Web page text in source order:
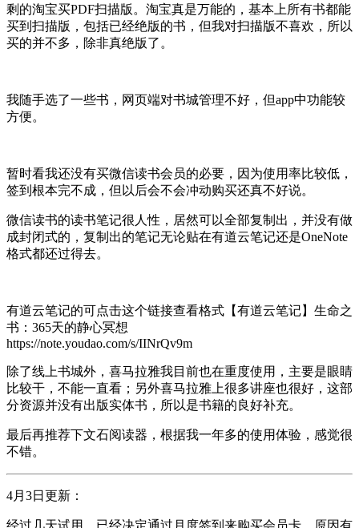
剩的淘宝买PDF扫描版。淘宝真是万能的，基本上所有书都能
买到扫描版，包括已经绝版的书，但我对扫描版不喜欢，所以
买的并不多，除非真绝版了。
我随手选了一些书，网页端对书城管理不好，但app中功能较
方便。
暂时看我还没有买微信读书会员的必要，因为使用率比较低，
签到根本完不成，但以后会不会冲动购买还真不好说。
微信读书的读书笔记很人性，居然可以全部复制出，并没有做
成封闭式的，复制出的笔记无论贴在有道云笔记还是OneNote
格式都还过得去。
有道云笔记的可点击这个链接查看格式【有道云笔记】生命之
书：365天的静心冥想
https://note.youdao.com/s/IINrQv9m
除了线上书城外，喜马拉雅我目前也在重度使用，主要是眼睛
比较干，不能一直看；另外喜马拉雅上很多讲座也很好，这部
分资源并没有出版实体书，所以是书籍的良好补充。
最后再推荐下文石阅读器，根据我一年多的使用体验，感觉很
不错。
4月3日更新：
经过几天试用，已经决定通过月度签到来购买会员卡。原因有